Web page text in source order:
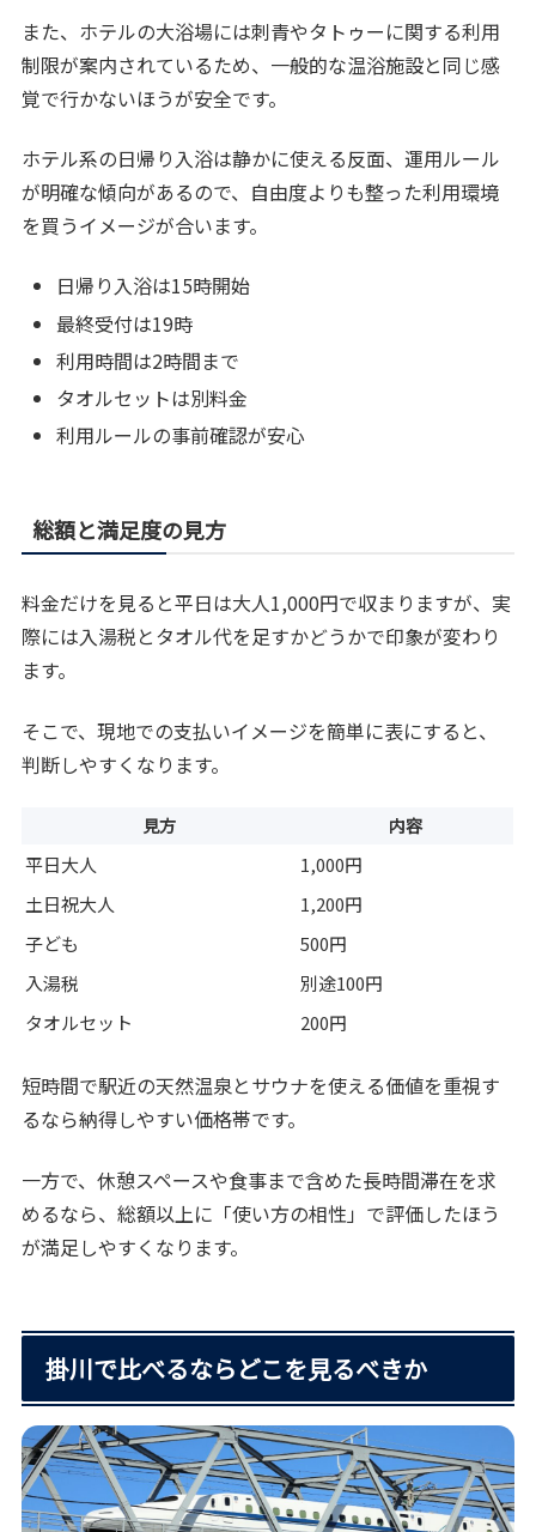
また、ホテルの大浴場には刺青やタトゥーに関する利用
制限が案内されているため、一般的な温浴施設と同じ感
覚で行かないほうが安全です。
ホテル系の日帰り入浴は静かに使える反面、運用ルール
が明確な傾向があるので、自由度よりも整った利用環境
を買うイメージが合います。
日帰り入浴は15時開始
最終受付は19時
利用時間は2時間まで
タオルセットは別料金
利用ルールの事前確認が安心
総額と満足度の見方
料金だけを見ると平日は大人1,000円で収まりますが、実
際には入湯税とタオル代を足すかどうかで印象が変わり
ます。
そこで、現地での支払いイメージを簡単に表にすると、
判断しやすくなります。
見方 内容
平日大人
1,000円
土日祝大人
1,200円
子ども
500円
入湯税
別途100円
タオルセット
200円
短時間で駅近の天然温泉とサウナを使える価値を重視す
るなら納得しやすい価格帯です。
一方で、休憩スペースや食事まで含めた長時間滞在を求
めるなら、総額以上に「使い方の相性」で評価したほう
が満足しやすくなります。
掛川で比べるならどこを見るべきか